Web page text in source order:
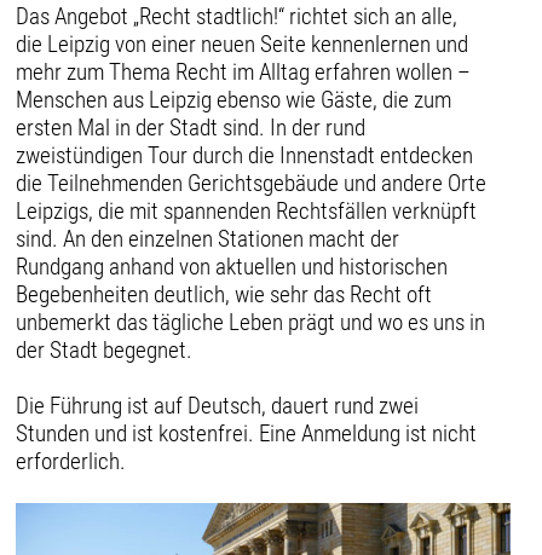
Das Angebot „Recht stadtlich!“ richtet sich an alle,
die Leipzig von einer neuen Seite kennenlernen und
mehr zum Thema Recht im Alltag erfahren wollen –
Menschen aus Leipzig ebenso wie Gäste, die zum
ersten Mal in der Stadt sind. In der rund
zweistündigen Tour durch die Innenstadt entdecken
die Teilnehmenden Gerichtsgebäude und andere Orte
Leipzigs, die mit spannenden Rechtsfällen verknüpft
sind. An den einzelnen Stationen macht der
Rundgang anhand von aktuellen und historischen
Begebenheiten deutlich, wie sehr das Recht oft
unbemerkt das tägliche Leben prägt und wo es uns in
der Stadt begegnet.
Die Führung ist auf Deutsch, dauert rund zwei
Stunden und ist kostenfrei. Eine Anmeldung ist nicht
erforderlich.